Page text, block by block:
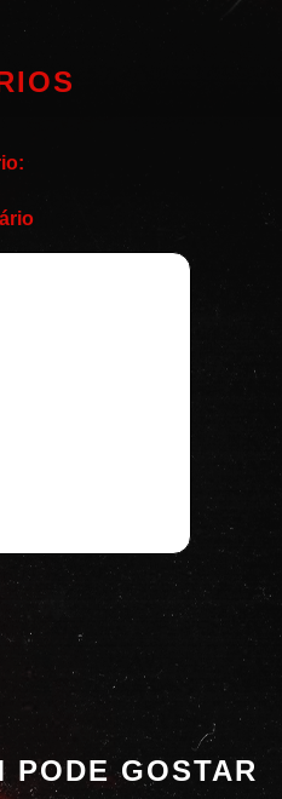
PODE GOSTAR